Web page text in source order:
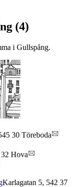
(4)
i Gullspång.
30 Töreboda
Hova
Karlagatan 5, 542 37